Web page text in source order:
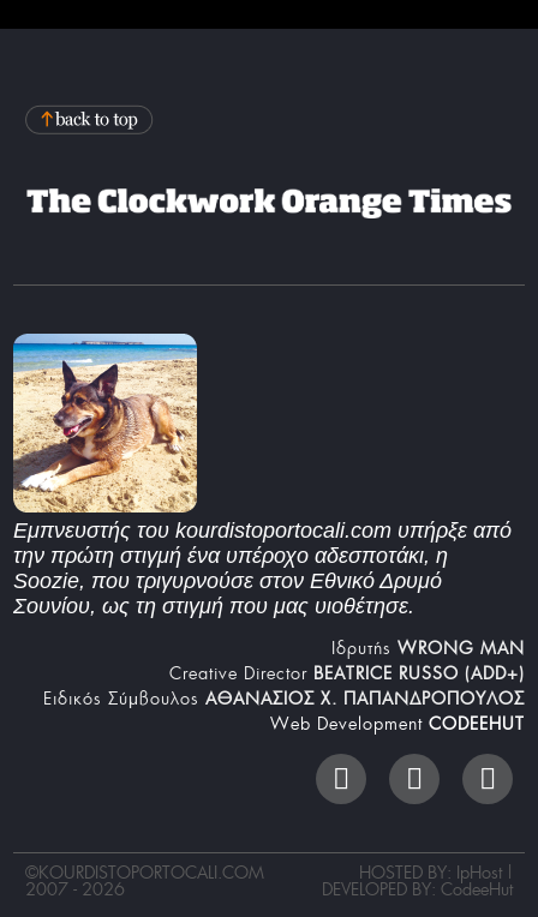
Εμπνευστής του kourdistoportocali.com υπήρξε από
την πρώτη στιγμή ένα υπέροχο αδεσποτάκι, η
Soozie, που τριγυρνούσε στον Εθνικό Δρυμό
Σουνίου, ως τη στιγμή που μας υιοθέτησε.
Iδρυτής WRONG MAN
Creative Director BEATRICE RUSSO (ADD+)
Ειδικός Σύμβουλος ΑΘΑΝΑΣΙΟΣ Χ. ΠΑΠΑΝΔΡΟΠΟΥΛΟΣ
Web Development CODEEHUT
©KOURDISTOPORTOCALI.COM
2007 - 2026
HOSTED BY: IpHost |
DEVELOPED BY: CodeeHut